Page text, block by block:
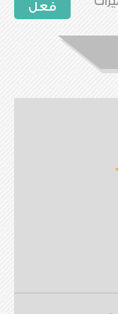
فعل